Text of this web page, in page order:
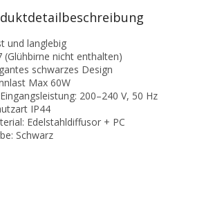
und langlebig
(Glühbirne nicht enthalten)
schwarzes Design
Max 60W
200–240 V, 50 Hz
IP44
Edelstahldiffusor + PC
Schwarz